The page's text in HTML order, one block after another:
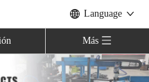
Language
Más